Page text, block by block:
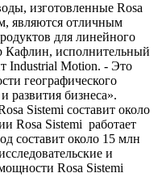
изготовленные Rosa
являются отличным
для линейного
Кафлин, исполнительный
Industrial Motion. - Это
географического
развития бизнеса».
Sistemi составит около
Rosa Sistemi работает
составит около 15 млн
и
Rosa Sistemi